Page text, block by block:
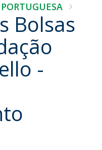
Bolsas
-